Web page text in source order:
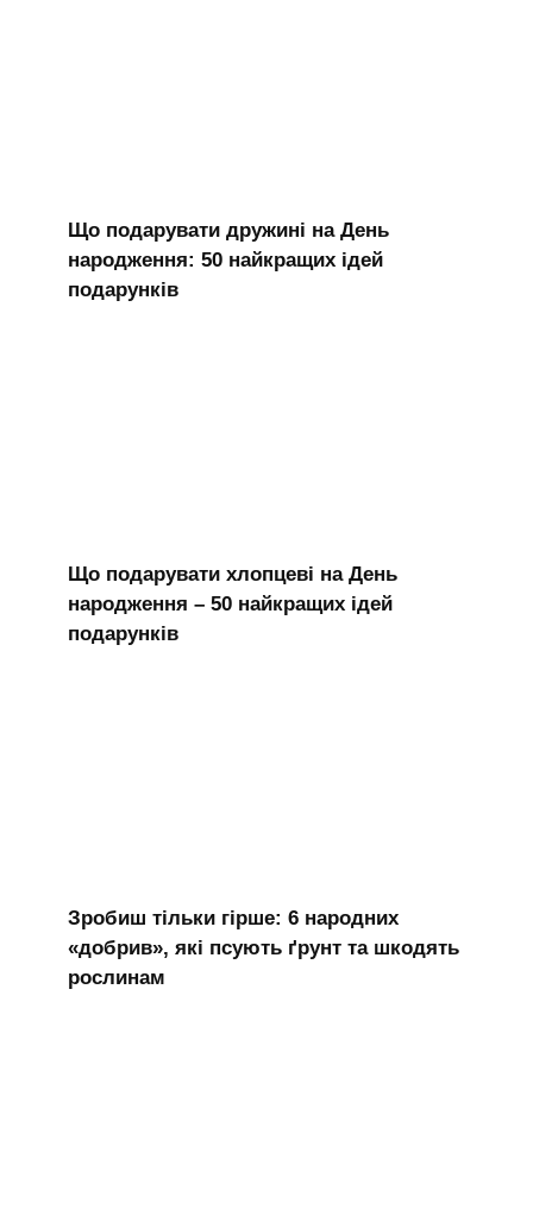
Що подарувати дружині на День
народження: 50 найкращих ідей
подарунків
Що подарувати хлопцеві на День
народження – 50 найкращих ідей
подарунків
Зробиш тільки гірше: 6 народних
«добрив», які псують ґрунт та шкодять
рослинам